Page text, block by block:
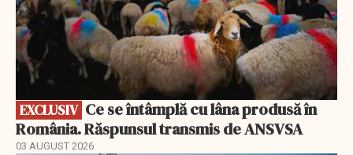
EXCLUSIV
România. Răspunsul transmis de ANSVSA
03 AUGUST 2026